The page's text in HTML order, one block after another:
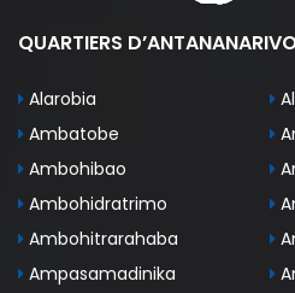
QUARTIERS
Alarobia
Ambatobe
Ambohibao
Ambohidratrimo
Ambohitrarahaba
Ampasamadinika